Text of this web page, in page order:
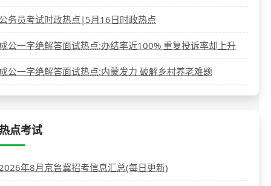
务员考试时政热点|5月16日时政热点
公一字绝解答面试热点:办结率近100% 重复投诉率却上升
公一字绝解答面试热点:内蒙发力 破解乡村养老难题
点考试
年8月京鲁冀招考信息汇总(每日更新)